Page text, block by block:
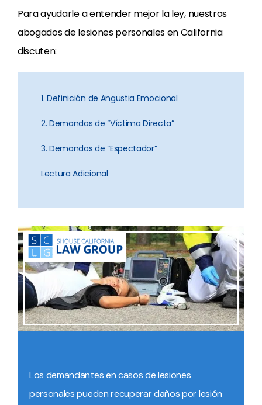
Para ayudarle a entender mejor la ley, nuestros
abogados de lesiones personales en California
discuten:
1. Definición de Angustia Emocional
2. Demandas de “Víctima Directa”
3. Demandas de “Espectador”
Lectura Adicional
Los demandantes en casos de lesiones
personales pueden recuperar daños por lesión